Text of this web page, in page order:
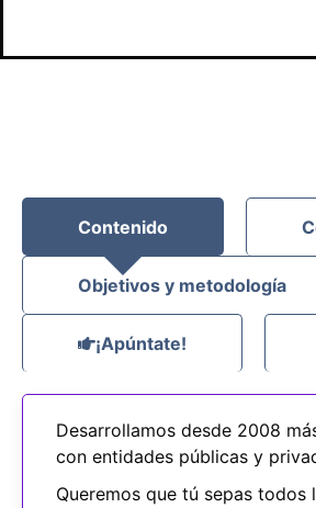
Contenido
Objetivos y metodología
¡Apúntate!
Desarrollamos desde 2008
con entidades públicas y
Queremos que tú sepas